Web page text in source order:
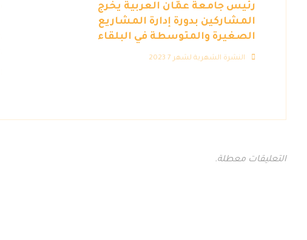
رئيس جامعة عمّان العربية يخرج
المشاركين بدورة إدارة المشاريع
الصغيرة والمتوسطة في البلقاء
النشرة الشهرية لشهر 7 2023
التعليقات معطلة.